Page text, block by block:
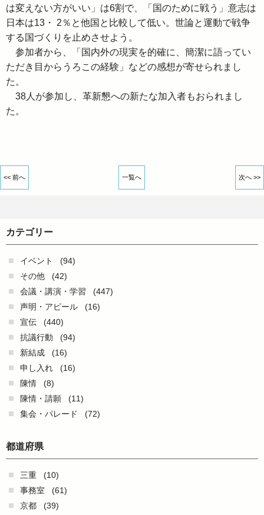
は変えない方がいい」は6割で、「国のために戦う」意志は
日本は13・ 2％と他国と比較して低い。世論と運動で戦争
する国づくりを止めさせよう。
参加者から、「国内外の現実を的確に、簡潔に語ってい
ただき目からうろこの経験」などの感想が寄せられまし
た。
38人が参加し、革新懇への新たな加入者もおられまし
た。
<< 前へ 一覧へ 次へ >>
カテゴリー
イベント
(94)
その他
(42)
会議・講演・学習
(447)
声明・アピール
(16)
宣伝
(440)
抗議行動
(94)
新結成
(16)
申し入れ
(16)
陳情
(8)
陳情・請願
(11)
集会・パレード
(72)
都道府県
三重
(10)
事務室
(61)
京都
(39)